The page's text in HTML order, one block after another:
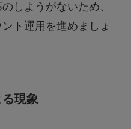
しようがないため、
ト運用を進めましょ
現象